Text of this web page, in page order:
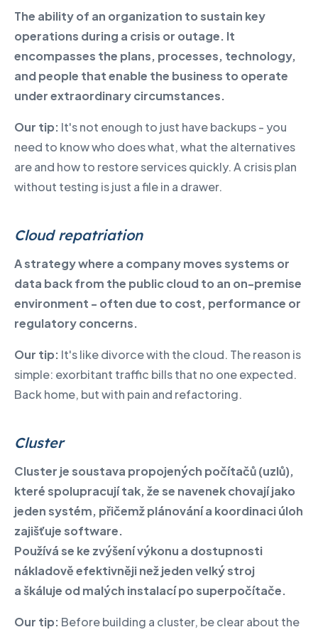
The ability of an organization to sustain key
operations during a crisis or outage. It
encompasses the plans, processes, technology,
and people that enable the business to operate
under extraordinary circumstances.
Our tip: It's not enough to just have backups - you
need to know who does what, what the alternatives
are and how to restore services quickly. A crisis plan
without testing is just a file in a drawer.
Cloud repatriation
A strategy where a company moves systems or
data back from the public cloud to an on-premise
environment - often due to cost, performance or
regulatory concerns.
Our tip: It's like divorce with the cloud. The reason is
simple: exorbitant traffic bills that no one expected.
Back home, but with pain and refactoring.
Cluster
Cluster je soustava propojených počítačů (uzlů),
které spolupracují tak, že se navenek chovají jako
jeden systém, přičemž plánování a koordinaci úloh
zajišťuje software.
Používá se ke zvýšení výkonu a dostupnosti
nákladově efektivněji než jeden velký stroj
a škáluje od malých instalací po superpočítače.
Our tip: Before building a cluster, be clear about the